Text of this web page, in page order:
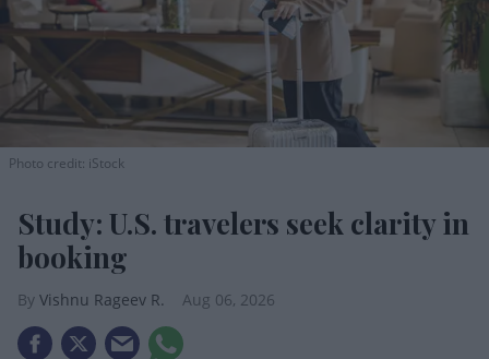
Photo credit: iStock
Study: U.S. travelers seek clarity in
booking
Vishnu Rageev R. Aug 06, 2026